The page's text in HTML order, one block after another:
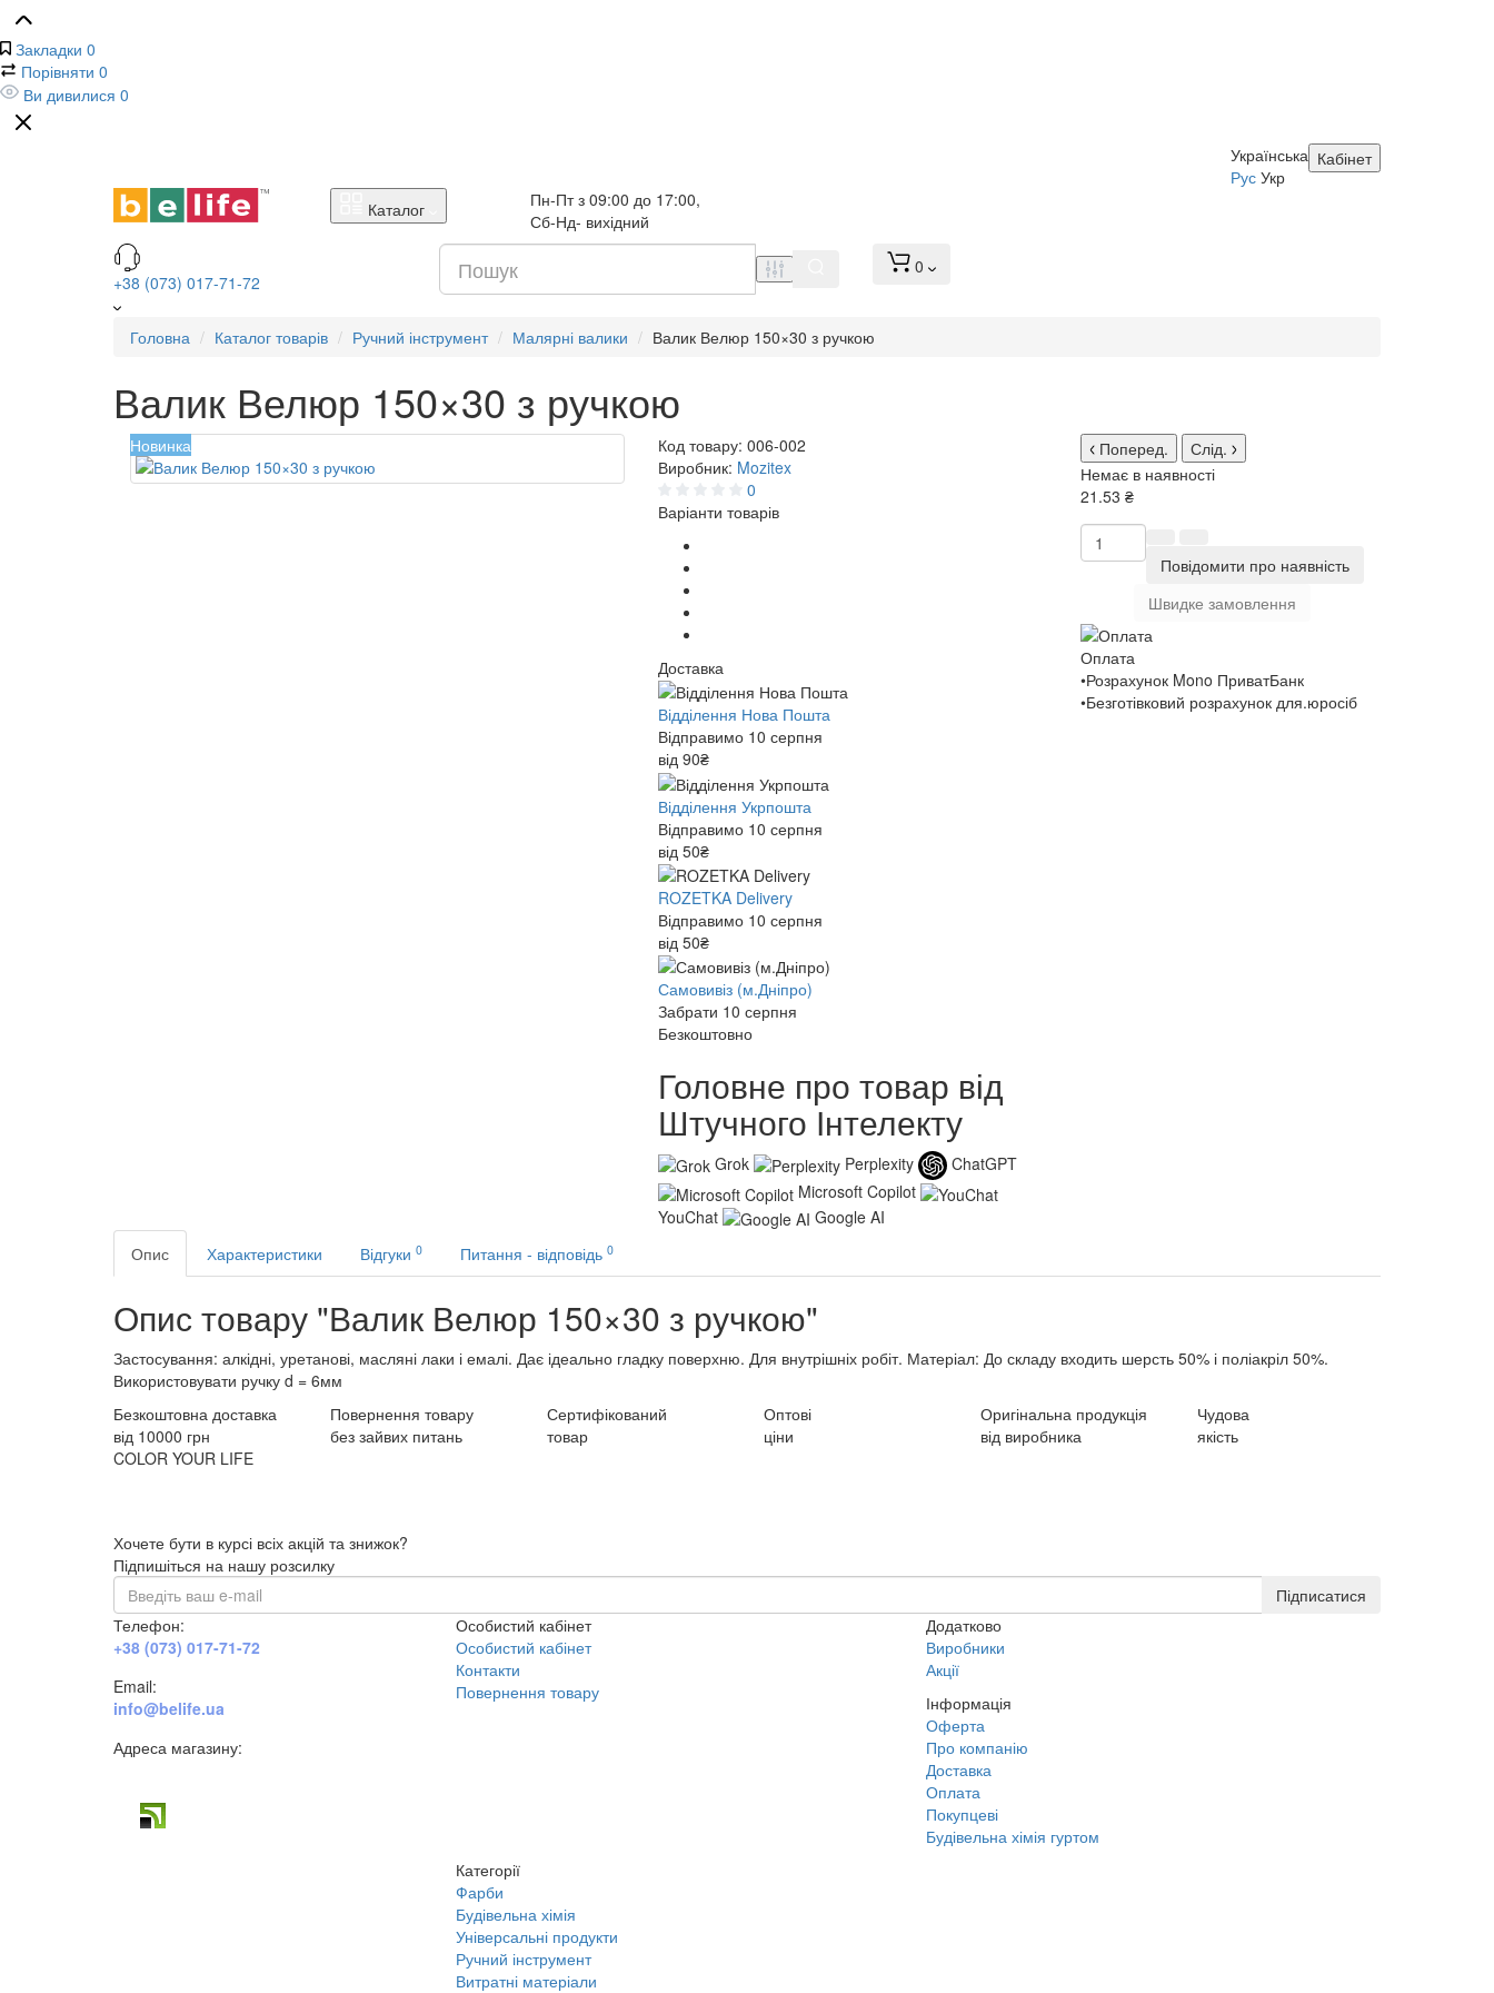
Закладки 0
Порівняти 0
Ви дивилися 0
Кабінет
Українська
Рус Укр
Каталог
Пн-Пт з 09:00 до 17:00,
Сб-Нд- вихідний
+38 (073) 017-71-72
0
Головна Каталог товарів Ручний інструмент Малярні валики Валик Велюр 150×30 з ручкою
Валик Велюр 150×30 з ручкою
Новинка Код товару: 006-002
Виробник: Mozitex
0
Варіанти товарів
Доставка
Відділення Нова Пошта
Відправимо 10 серпня
від 90₴
Відділення Укрпошта
Відправимо 10 серпня
від 50₴
ROZETKA Delivery
Відправимо 10 серпня
від 50₴
Самовивіз (м.Дніпро)
Забрати 10 серпня
Безкоштовно
Головне про товар від
Штучного Інтелекту
Grok Perplexity
ChatGPT
Microsoft Copilot
YouChat
Google AI
Поперед.
Слід.
Немає в наявності
21.53 ₴
Повідомити про наявність
Швидке замовлення
Оплата
•Розрахунок Mono ПриватБанк
•Безготівковий розрахунок для.юросіб
Опис Характеристики Відгуки 0 Питання - відповідь 0
Опис товару "Валик Велюр 150×30 з ручкою"
Застосування: алкідні, уретанові, масляні лаки і емалі. Дає ідеально гладку поверхню. Для внутрішніх робіт. Матеріал: До складу входить шерсть 50% і поліакріл 50%.
Використовувати ручку d = 6мм
Безкоштовна доставка
від 10000 грн
Повернення товару
без зайвих питань
Сертифікований
товар
Оптові
ціни
Оригінальна продукція
від виробника
Чудова
якість
COLOR YOUR LIFE
Хочете бути в курсі всіх акцій та знижок?
Підпишіться на нашу розсилку
Підписатися
Телефон:
+38 (073) 017-71-72
Email:
info@belife.ua
Адреса магазину:
Особистий кабінет
Особистий кабінет
Контакти
Повернення товару
Додатково
Виробники
Акції
Інформація
Оферта
Про компанію
Доставка
Оплата
Покупцеві
Будівельна хімія гуртом
Категорії
Фарби
Будівельна хімія
Універсальні продукти
Ручний інструмент
Витратні матеріали